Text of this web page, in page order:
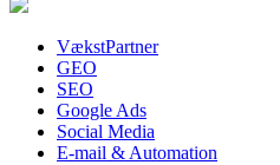
VækstPartner
GEO
SEO
Google Ads
Social Media
E-mail & Automation